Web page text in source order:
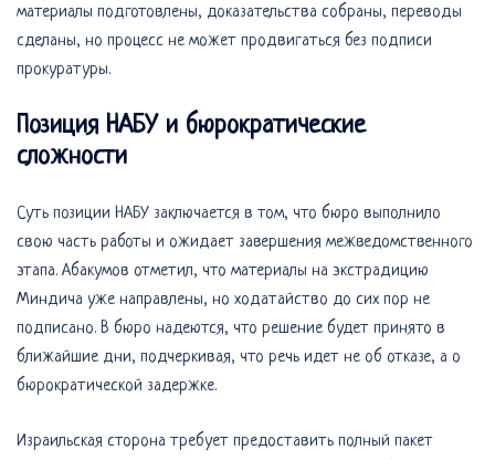
материалы подготовлены, доказательства собраны, переводы
сделаны, но процесс не может продвигаться без подписи
прокуратуры.
Позиция НАБУ и бюрократические
сложности
Суть позиции НАБУ заключается в том, что бюро выполнило
свою часть работы и ожидает завершения межведомственного
этапа. Абакумов отметил, что материалы на экстрадицию
Миндича уже направлены, но ходатайство до сих пор не
подписано. В бюро надеются, что решение будет принято в
ближайшие дни, подчеркивая, что речь идет не об отказе, а о
бюрократической задержке.
Израильская сторона требует предоставить полный пакет